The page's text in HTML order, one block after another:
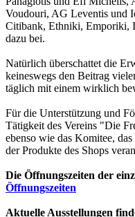
Voudouri, AG Leventis und
Citibank, Ethniki, Emporiki,
dazu bei.
Natürlich überschattet die
keineswegs den Beitrag
täglich mit einem wirklich
Für die Unterstützung und
Tätigkeit des Vereins "Die
ebenso wie das Komitee,
der Produkte des Shops
Die Öffnungszeiten der
Öffnungszeiten
Aktuelle Ausstellungen